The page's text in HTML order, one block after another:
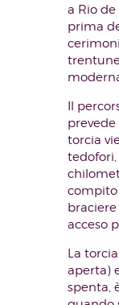
a Rio
prima
Il
torcia
compito
acceso
La
aperta)
spenta,